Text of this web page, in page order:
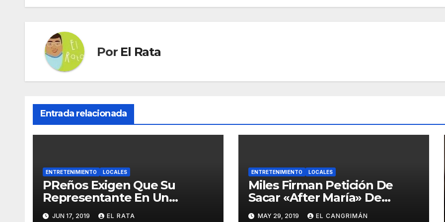
entradas
Por El Rata
Entrada relacionada
ENTRETENIMIENTO LOCALES
PReños Exigen Que Su
Representante En Un
Concurso Superficial E
JUN 17, 2019 EL RATA
ENTRETENIMIENTO LOCALES
Miles Firman Petición De
Sacar «After María» De
Netflix Porque El
MAY 29, 2019 EL CANGRIMÁN